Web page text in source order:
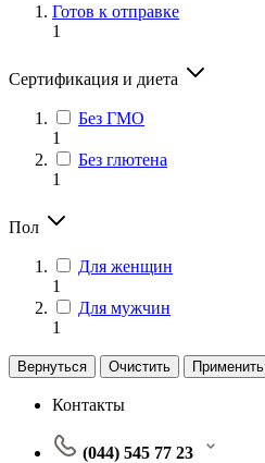
Готов к отправке
1
Сертификация и диета
Без ГМО
1
Без глютена
1
Пол
Для женщин
1
Для мужчин
1
Вернуться Очистить Применить
Контакты
(044) 545 77 23